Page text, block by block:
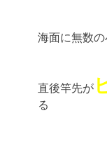
海面に無数
直後竿先が
る